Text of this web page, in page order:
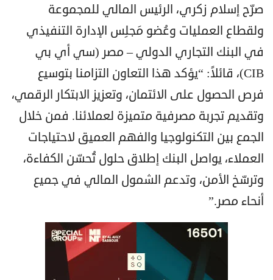
صرّح إسلام زكري، الرئيس المالي للمجموعة
ولقطاع العمليات وعُضو مَجلِس الإدارة التنفيذي
في البنك التجاري الدولي – مصر (سي أي بي
CIB)، قائلاً: “يؤكد هذا التعاون التزامنا بتوسيع
فرص الحصول على الائتمان، وتعزيز الابتكار الرقمي،
وتقديم تجربة مصرفية متميزة لعملائنا. فمن خلال
الجمع بين التكنولوجيا والفهم العميق لاحتياجات
العملاء، يواصل البنك إطلاق حلول تُحسّن الكفاءة،
وترسّخ الأمن، وتدعم الشمول المالي في جميع
أنحاء مصر.”